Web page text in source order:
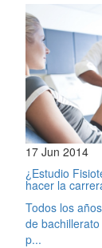
17 Jun 2014
¿Estudio
hacer la
Todos los
de
p...